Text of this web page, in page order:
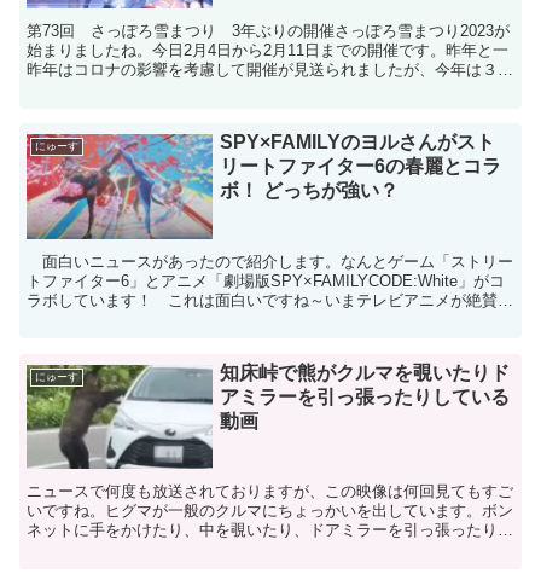
第73回 さっぽろ雪まつり 3年ぶりの開催さっぽろ雪まつり2023が
始まりましたね。今日2月4日から2月11日までの開催です。昨年と一
昨年はコロナの影響を考慮して開催が見送られましたが、今年は３年
にゅーす
SPY×FAMILYのヨルさんがスト
リートファイター6の春麗とコラ
ボ！ どっちが強い？
面白いニュースがあったので紹介します。なんとゲーム「ストリー
トファイター6」とアニメ「劇場版SPY×FAMILYCODE:White」がコ
ラボしています！ これは面白いですね～いまテレビアニメが絶賛放
にゅーす
知床峠で熊がクルマを覗いたりド
アミラーを引っ張ったりしている
動画
ニュースで何度も放送されておりますが、この映像は何回見てもすご
いですね。ヒグマが一般のクルマにちょっかいを出しています。ボン
ネットに手をかけたり、中を覗いたり、ドアミラーを引っ張ったりし